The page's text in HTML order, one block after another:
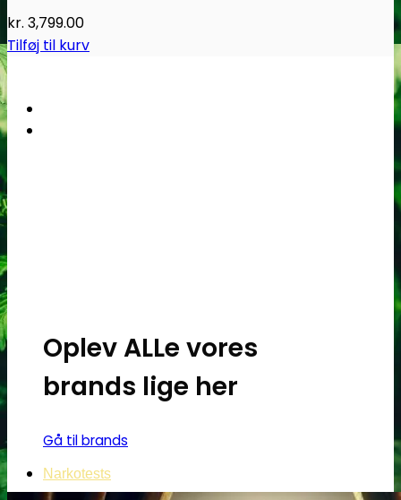
Oplev ALLe vores
brands lige her
Gå til brands
Narkotests
kr. 3,799.00
Tilføj til kurv